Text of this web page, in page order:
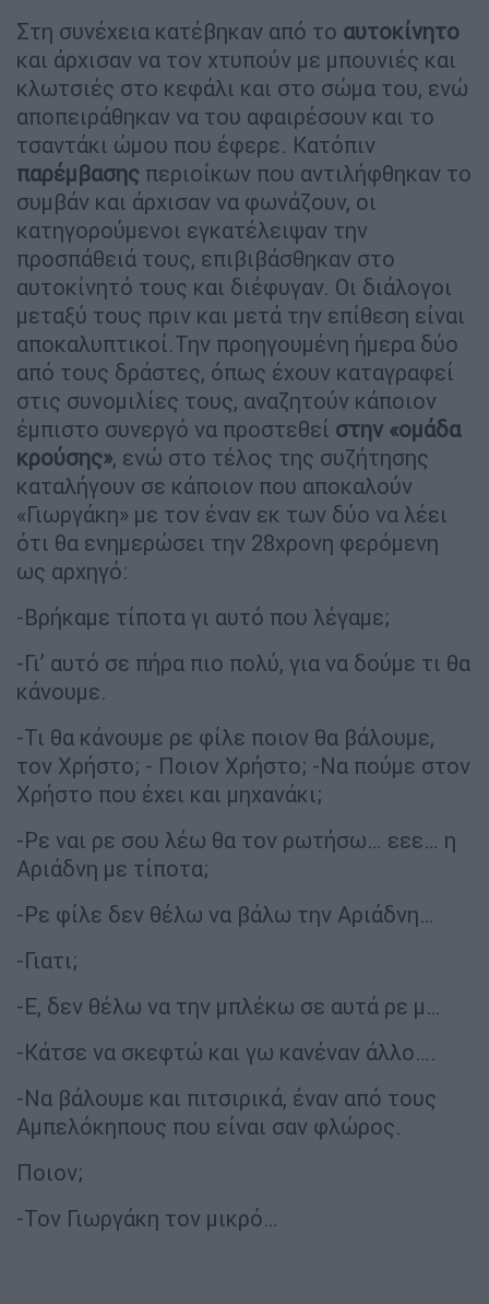
Στη συνέχεια κατέβηκαν από το αυτοκίνητο
και άρχισαν να τον χτυπούν με μπουνιές και
κλωτσιές στο κεφάλι και στο σώμα του, ενώ
αποπειράθηκαν να του αφαιρέσουν και το
τσαντάκι ώμου που έφερε. Κατόπιν
παρέμβασης περιοίκων που αντιλήφθηκαν το
συμβάν και άρχισαν να φωνάζουν, οι
κατηγορούμενοι εγκατέλειψαν την
προσπάθειά τους, επιβιβάσθηκαν στο
αυτοκίνητό τους και διέφυγαν. Οι διάλογοι
μεταξύ τους πριν και μετά την επίθεση είναι
αποκαλυπτικοί.Την προηγουμένη ήμερα δύο
από τους δράστες, όπως έχουν καταγραφεί
στις συνομιλίες τους, αναζητούν κάποιον
έμπιστο συνεργό να προστεθεί στην «ομάδα
κρούσης», ενώ στο τέλος της συζήτησης
καταλήγουν σε κάποιον που αποκαλούν
«Γιωργάκη» με τον έναν εκ των δύο να λέει
ότι θα ενημερώσει την 28χρονη φερόμενη
ως αρχηγό:
-Βρήκαμε τίποτα γι αυτό που λέγαμε;
-Γι’ αυτό σε πήρα πιο πολύ, για να δούμε τι θα
κάνουμε.
-Τι θα κάνουμε ρε φίλε ποιον θα βάλουμε,
τον Χρήστο; - Ποιον Χρήστο; -Να πούμε στον
Χρήστο που έχει και μηχανάκι;
-Ρε ναι ρε σου λέω θα τον ρωτήσω… εεε… η
Αριάδνη με τίποτα;
-Ρε φίλε δεν θέλω να βάλω την Αριάδνη…
-Γιατι;
-Ε, δεν θέλω να την μπλέκω σε αυτά ρε μ…
-Κάτσε να σκεφτώ και γω κανέναν άλλο….
-Να βάλουμε και πιτσιρικά, έναν από τους
Αμπελόκηπους που είναι σαν φλώρος.
Ποιον;
-Τον Γιωργάκη τον μικρό…